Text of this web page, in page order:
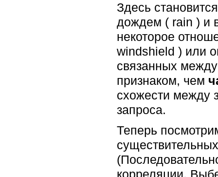
Здесь
дождем ( rain ) и
некоторое
windshield ) или
связанных
признаком, чем
схожести между
запроса.
Теперь
корреляции.